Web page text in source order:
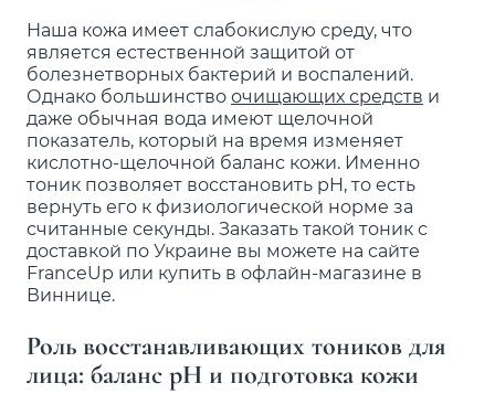
Наша кожа имеет слабокислую среду, что
является естественной защитой от
болезнетворных бактерий и воспалений.
Однако большинствоочищающих средств и
даже обычная вода имеют щелочной
показатель, который на время изменяет
кислотно-щелочной баланс кожи. Именно
тоник позволяет восстановить pH, то есть
вернуть его к физиологической норме за
считанные секунды. Заказать такой тоник с
доставкой по Украине вы можете на сайте
FranceUp или купить в офлайн-магазине в
Виннице.
Роль восстанавливающих тоников для
лица: баланс pH и подготовка кожи